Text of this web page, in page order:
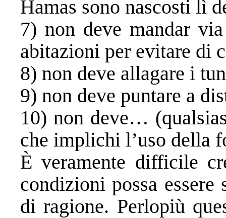
Hamas sono nascosti lì
7) non deve mandar
abitazioni per evitare di
8) non deve allagare i
9) non deve puntare a
10) non deve…
che implichi l’uso della
È veramente difficile
condizioni possa essere
di ragione. Perlopiù